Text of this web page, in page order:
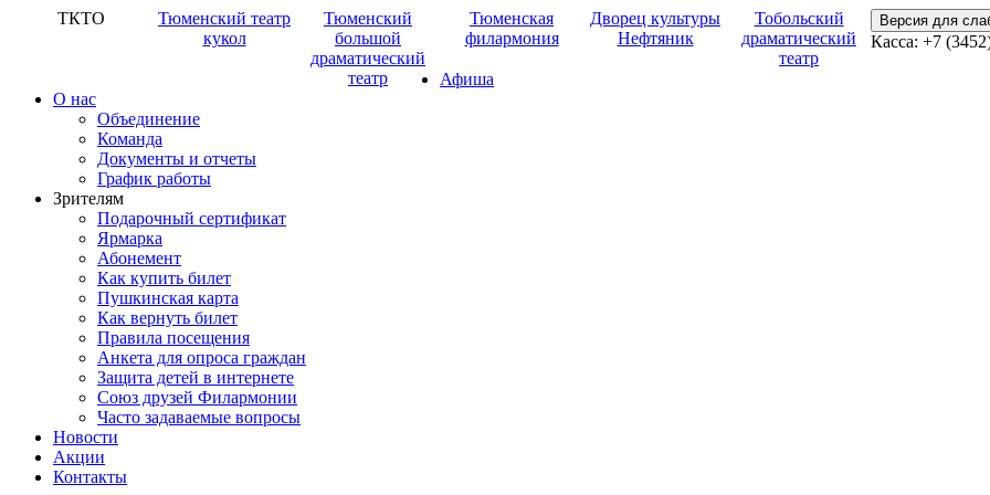
ТКТО
Тюменский театр
кукол
Тюменский
большой
драматический
театр
Тюменская
филармония
Дворец культуры
Нефтяник
Тобольский
драматический
театр
Версия для
Касса: +7
Афиша
О нас
Объединение
Команда
Документы и отчеты
График работы
Зрителям
Подарочный сертификат
Ярмарка
Абонемент
Как купить билет
Пушкинская карта
Как вернуть билет
Правила посещения
Анкета для опроса граждан
Защита детей в интернете
Союз друзей Филармонии
Часто задаваемые вопросы
Новости
Акции
Контакты